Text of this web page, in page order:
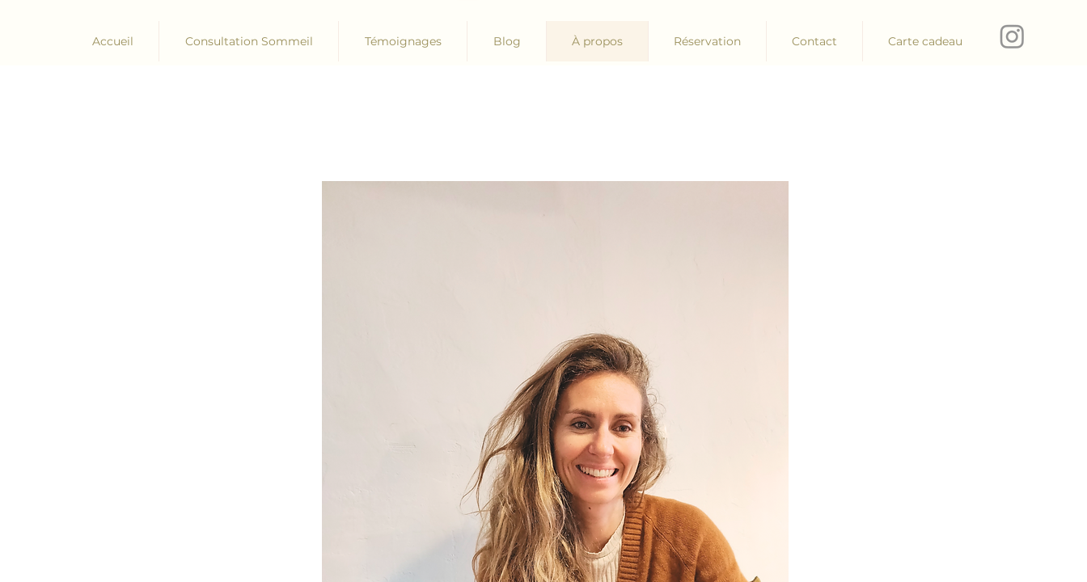
Accueil Consultation Sommeil Témoignages Blog À propos Réservation Contact Carte cadeau